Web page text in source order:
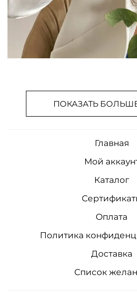
ПОКАЗАТЬ
Главная
Мой
Каталог
Оплата
Политика
Доставка
Список